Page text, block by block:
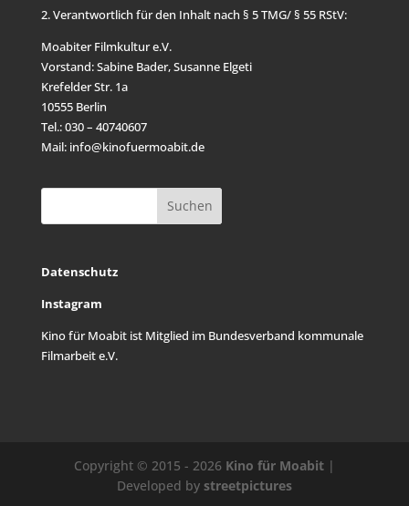
2. Verantwortlich für den Inhalt nach § 5 TMG/ § 55 RStV:
Moabiter Filmkultur e.V.
Vorstand: Sabine Bader, Susanne Elgeti
Krefelder Str. 1a
10555 Berlin
Tel.: 030 – 40740607
Mail: info@kinofuermoabit.de
Datenschutz
Instagram
Kino für Moabit ist Mitglied im Bundesverband kommunale
Filmarbeit e.V.
Copyright © 2015 - 2026 Kino für Moabit|
Developed by streetpictures